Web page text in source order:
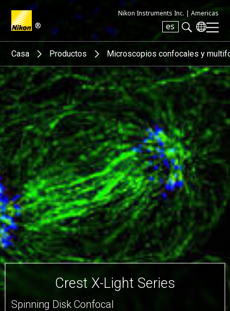
®
Nikon Instruments Inc. | Americas
es
Search keyword(s)
Casa Productos Microscopios confocales y
Crest X-Light Series
Spinning Disk Confocal